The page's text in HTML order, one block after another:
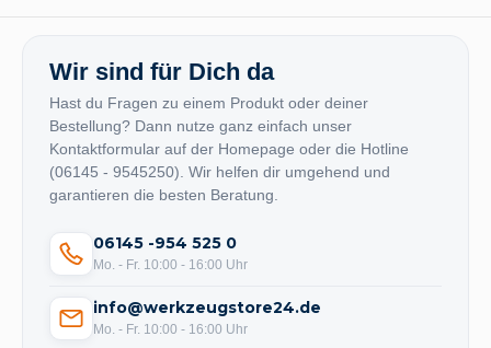
Wir sind für Dich da
Hast du Fragen zu einem Produkt oder deiner
Bestellung? Dann nutze ganz einfach unser
Kontaktformular auf der Homepage oder die Hotline
(06145 - 9545250). Wir helfen dir umgehend und
garantieren die besten Beratung.
06145 -954 525 0
Mo. - Fr. 10:00 - 16:00 Uhr
info@werkzeugstore24.de
Mo. - Fr. 10:00 - 16:00 Uhr